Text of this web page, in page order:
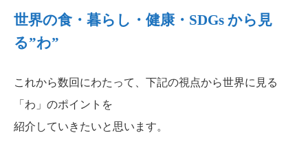
世界の食・暮らし・健康・SDGs から見
る”わ”
これから数回にわたって、下記の視点から世界に見る
「わ」のポイントを
紹介していきたいと思います。